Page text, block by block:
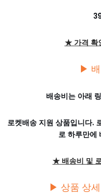
★ 가격 확
▶
배송비는 아래
로켓배송 지원 상품입니다.
로 하루만에
★ 배송비 및
▶ 상품 상